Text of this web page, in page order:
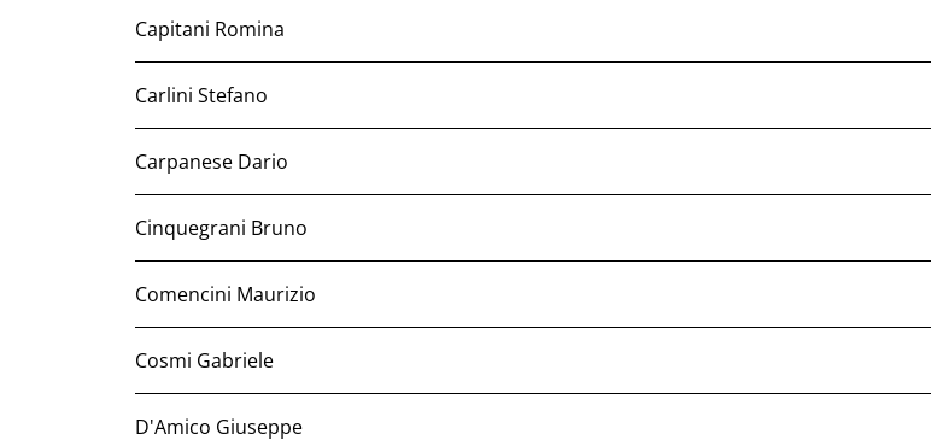
Capitani Romina
Carlini Stefano
Carpanese Dario
Cinquegrani Bruno
Comencini Maurizio
Cosmi Gabriele
D'Amico Giuseppe